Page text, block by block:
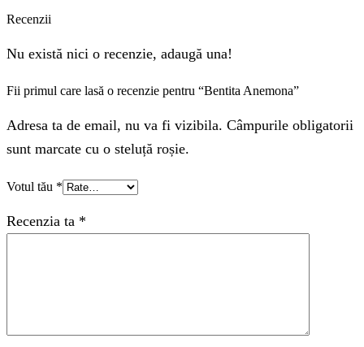
44.00 lei.
Recenzii
Nu există nici o recenzie, adaugă una!
Fii primul care lasă o recenzie pentru “Bentita Anemona”
Adresa ta de email, nu va fi vizibila. Câmpurile obligatorii
sunt marcate cu o steluță roșie.
Votul tău *
Recenzia ta *